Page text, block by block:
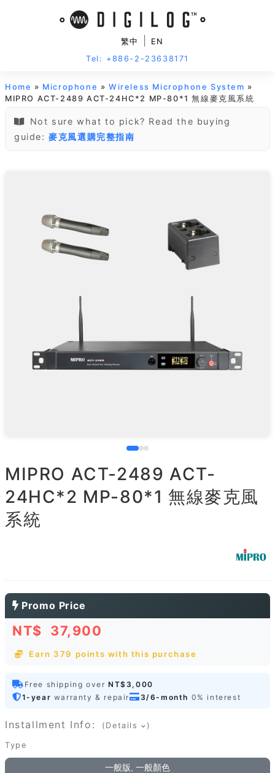
繁中
EN
Tel: +886-2-23638171
Home » Microphone »Wireless Microphone System »
MIPRO ACT-2489 ACT-24HC*2 MP-80*1 無線麥克風系統
Not sure what to pick? Read the buying
guide: 麥克風選購完整指南
MIPRO ACT-2489 ACT-
24HC*2 MP-80*1 無線麥克風
系統
Promo Price
NT$ 37,900
Earn 379 points with this purchase
Free shipping overNT$3,000
1-year warranty & repair 3/6-month 0% interest
Installment Info: (Details )
Type
一般版, 一般顏色